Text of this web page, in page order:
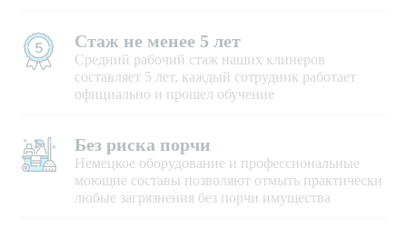
Стаж не менее 5 лет
Средний рабочий стаж наших клинеров
составляет 5 лет, каждый сотрудник работает
официально и прошел обучение
Без риска порчи
Немецкое оборудование и профессиональные
моющие составы позволяют отмыть практически
любые загрязнения без порчи имущества